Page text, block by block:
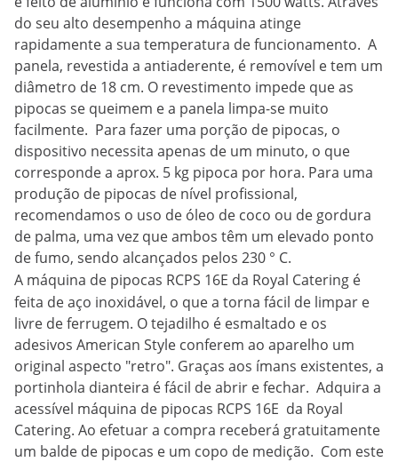
do seu alto desempenho a máquina atinge
rapidamente a sua temperatura de funcionamento. A
panela, revestida a antiaderente, é removível e tem um
diâmetro de 18 cm. O revestimento impede que as
pipocas se queimem e a panela limpa-se muito
facilmente. Para fazer uma porção de pipocas, o
dispositivo necessita apenas de um minuto, o que
corresponde a aprox. 5 kg pipoca por hora. Para uma
produção de pipocas de nível profissional,
recomendamos o uso de óleo de coco ou de gordura
de palma, uma vez que ambos têm um elevado ponto
de fumo, sendo alcançados pelos 230 ° C.
A máquina de pipocas RCPS 16E da Royal Catering é
feita de aço inoxidável, o que a torna fácil de limpar e
livre de ferrugem. O tejadilho é esmaltado e os
adesivos American Style conferem ao aparelho um
original aspecto "retro". Graças aos ímans existentes, a
portinhola dianteira é fácil de abrir e fechar. Adquira a
acessível máquina de pipocas RCPS 16E da Royal
Catering. Ao efetuar a compra receberá gratuitamente
um balde de pipocas e um copo de medição. Com este